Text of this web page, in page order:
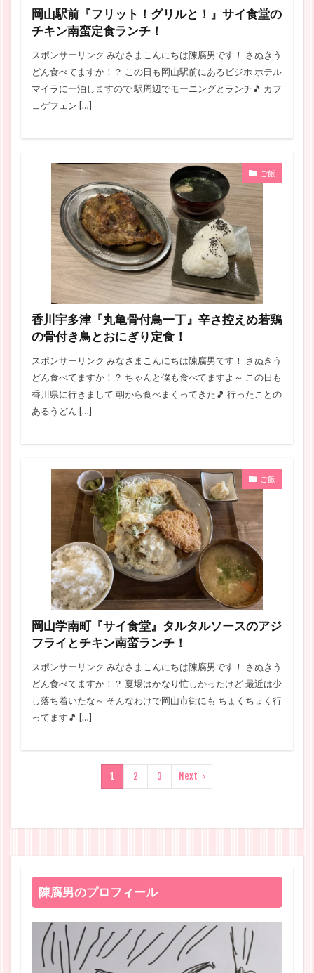
岡山駅前『フリット！グリルと！』サイ食堂の
チキン南蛮定食ランチ！
スポンサーリンク みなさまこんにちは陳腐男です！ さぬきう
どん食べてますか！？ この日も岡山駅前にあるビジホ ホテル
マイラに一泊しますので 駅周辺でモーニングとランチ🎵 カフ
ェゲフェン […]
ご飯
香川宇多津『丸亀骨付鳥一丁』辛さ控えめ若鶏
の骨付き鳥とおにぎり定食！
スポンサーリンク みなさまこんにちは陳腐男です！ さぬきう
どん食べてますか！？ ちゃんと僕も食べてますよ～ この日も
香川県に行きまして 朝から食べまくってきた🎵 行ったことの
あるうどん […]
ご飯
岡山学南町『サイ食堂』タルタルソースのアジ
フライとチキン南蛮ランチ！
スポンサーリンク みなさまこんにちは陳腐男です！ さぬきう
どん食べてますか！？ 夏場はかなり忙しかったけど 最近は少
し落ち着いたな～ そんなわけで岡山市街にも ちょくちょく行
ってます🎵 […]
1 2 3 Next
陳腐男のプロフィール